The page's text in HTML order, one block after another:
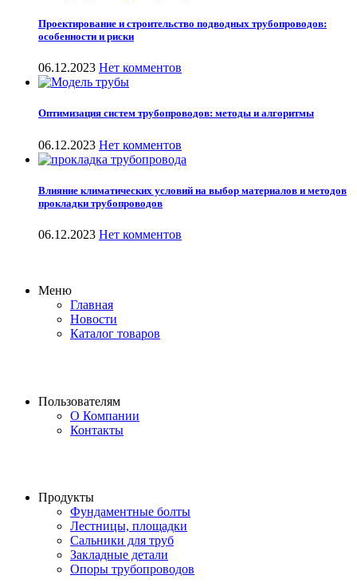
Проектирование и строительство подводных трубопроводов:
особенности и риски
06.12.2023 Нет комментов
Оптимизация систем трубопроводов: методы и алгоритмы
06.12.2023 Нет комментов
Влияние климатических условий на выбор материалов и методов
прокладки трубопроводов
06.12.2023 Нет комментов
Меню
Главная
Новости
Каталог товаров
Пользователям
О Компании
Контакты
Продукты
Фундаментные болты
Лестницы, площадки
Сальники для труб
Закладные детали
Опоры трубопроводов